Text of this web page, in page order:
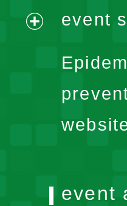
menu
event
event